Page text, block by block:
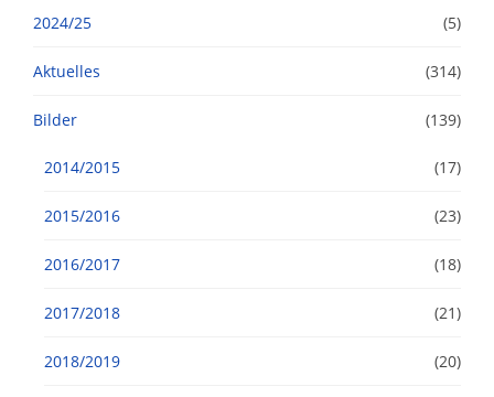
2024/25 (5)
Aktuelles (314)
Bilder (139)
2014/2015 (17)
2015/2016 (23)
2016/2017 (18)
2017/2018 (21)
2018/2019 (20)